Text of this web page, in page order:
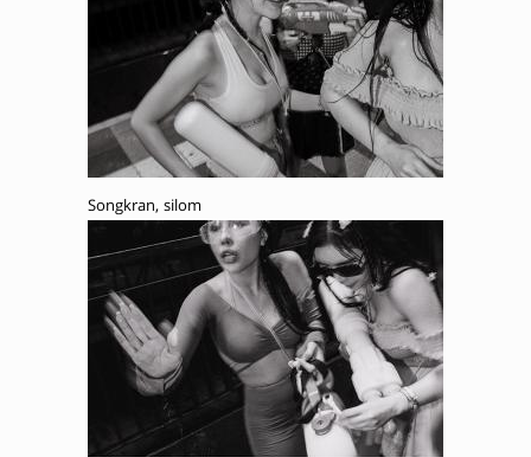
Songkran, silom